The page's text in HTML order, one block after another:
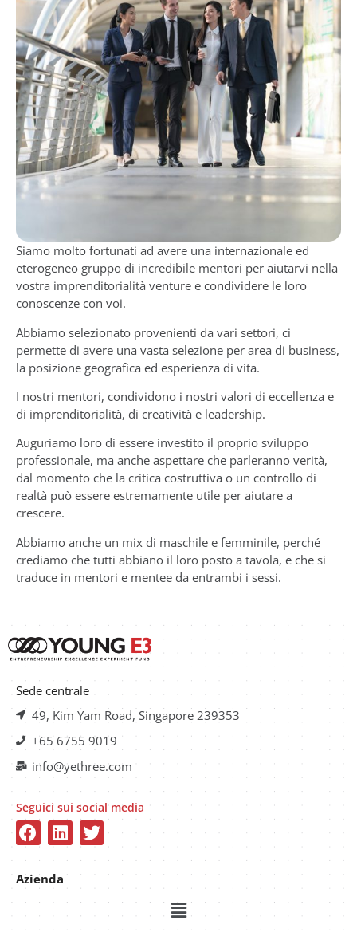
Siamo molto fortunati ad avere una internazionale ed
eterogeneo gruppo di incredibile mentori per aiutarvi nella
vostra imprenditorialità venture e condividere le loro
conoscenze con voi.
Abbiamo selezionato provenienti da vari settori, ci
permette di avere una vasta selezione per area di business,
la posizione geografica ed esperienza di vita.
I nostri mentori, condividono i nostri valori di eccellenza e
di imprenditorialità, di creatività e leadership.
Auguriamo loro di essere investito il proprio sviluppo
professionale, ma anche aspettare che parleranno verità,
dal momento che la critica costruttiva o un controllo di
realtà può essere estremamente utile per aiutare a
crescere.
Abbiamo anche un mix di maschile e femminile, perché
crediamo che tutti abbiano il loro posto a tavola, e che si
traduce in mentori e mentee da entrambi i sessi.
Sede centrale
49, Kim Yam Road, Singapore 239353
+65 6755 9019
info@yethree.com
Seguici sui social media
Azienda